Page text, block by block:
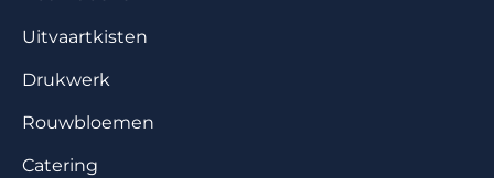
Uitvaartkisten
Drukwerk
Rouwbloemen
Catering